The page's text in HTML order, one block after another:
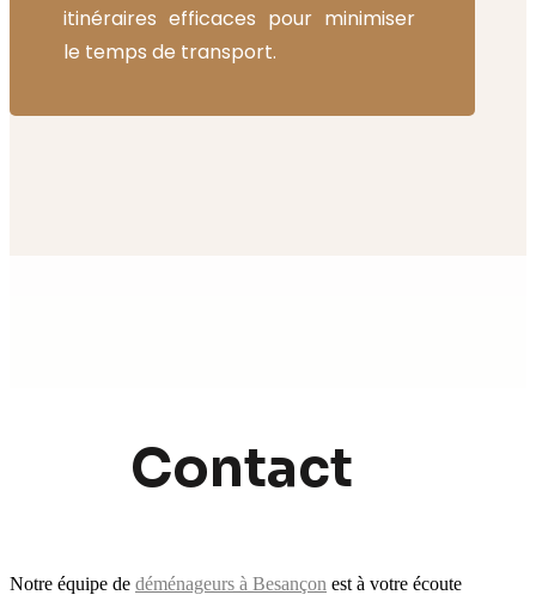
itinéraires efficaces pour minimiser
le temps de transport.
Contact
Notre équipe de déménageurs à Besançon est à votre écoute